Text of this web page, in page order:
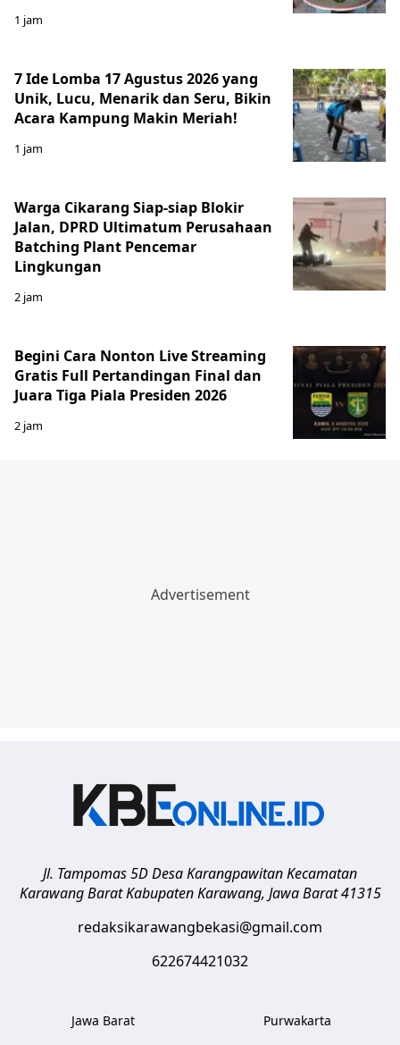
1 jam
7 Ide Lomba 17 Agustus 2026 yang
Unik, Lucu, Menarik dan Seru, Bikin
Acara Kampung Makin Meriah!
1 jam
Warga Cikarang Siap-siap Blokir
Jalan, DPRD Ultimatum Perusahaan
Batching Plant Pencemar
Lingkungan
2 jam
Begini Cara Nonton Live Streaming
Gratis Full Pertandingan Final dan
Juara Tiga Piala Presiden 2026
2 jam
Jl. Tampomas 5D Desa Karangpawitan Kecamatan
Karawang Barat Kabupaten Karawang, Jawa Barat 41315
redaksikarawangbekasi@gmail.com
622674421032
Jawa Barat
Purwakarta